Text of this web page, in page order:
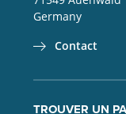
Germany
Contact
TROUVER UN